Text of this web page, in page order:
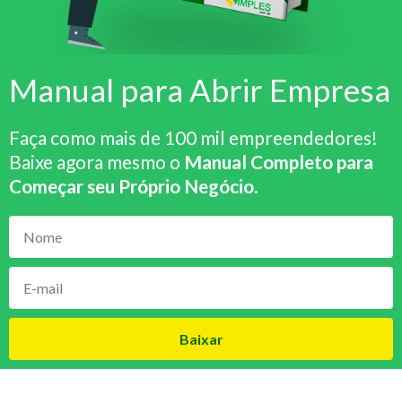
Manual para Abrir Empresa
Faça como mais de 100 mil empreendedores!
Baixe agora mesmo o Manual Completo para
Começar seu Próprio Negócio.
Baixar